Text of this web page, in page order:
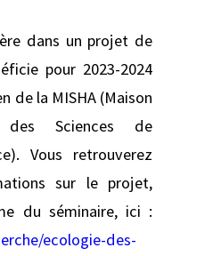
dans un projet de
pour 2023-2024
de la MISHA (Maison
des Sciences de
Vous retrouverez
sur le projet,
du séminaire, ici :
ecologie-des-